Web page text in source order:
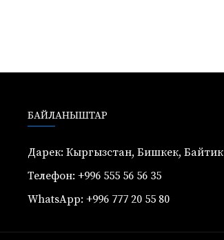
БАЙЛАНЫШТАР
Дарек: Кыргызстан, Бишкек,
Телефон: +996 555 56 56 35
WhatsApp: +996 777 20 55 80